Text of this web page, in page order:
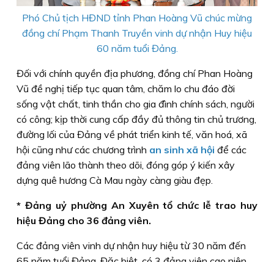
Phó Chủ tịch HĐND tỉnh Phan Hoàng Vũ chúc mừng
đồng chí Phạm Thanh Truyền vinh dự nhận Huy hiệu
60 năm tuổi Đảng.
Đối với chính quyền địa phương, đồng chí Phan Hoàng
Vũ đề nghị tiếp tục quan tâm, chăm lo chu đáo đời
sống vật chất, tinh thần cho gia đình chính sách, người
có công; kịp thời cung cấp đầy đủ thông tin chủ trương,
đường lối của Đảng về phát triển kinh tế, văn hoá, xã
hội cũng như các chương trình an sinh xã hội để các
đảng viên lão thành theo dõi, đóng góp ý kiến xây
dựng quê hương Cà Mau ngày càng giàu đẹp.
* Đảng uỷ phường An Xuyên tổ chức lễ trao huy
hiệu Đảng cho 36 đảng viên.
Các đảng viên vinh dự nhận huy hiệu từ 30 năm đến